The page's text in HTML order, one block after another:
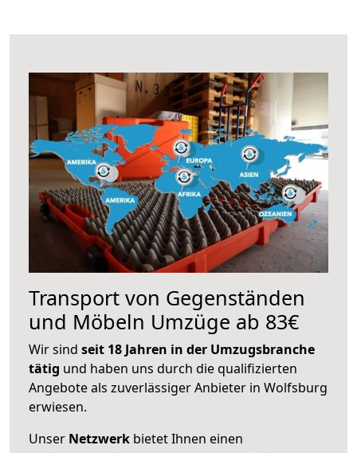
Transport von Gegenständen
und Möbeln Umzüge ab 83€
Wir sind seit 18 Jahren in der Umzugsbranche
tätig und haben uns durch die qualifizierten
Angebote als zuverlässiger Anbieter in Wolfsburg
erwiesen.
Unser Netzwerk bietet Ihnen einen